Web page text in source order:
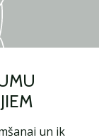
un ik